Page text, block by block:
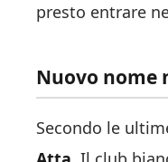
presto entrare
Nuovo nome
Secondo le